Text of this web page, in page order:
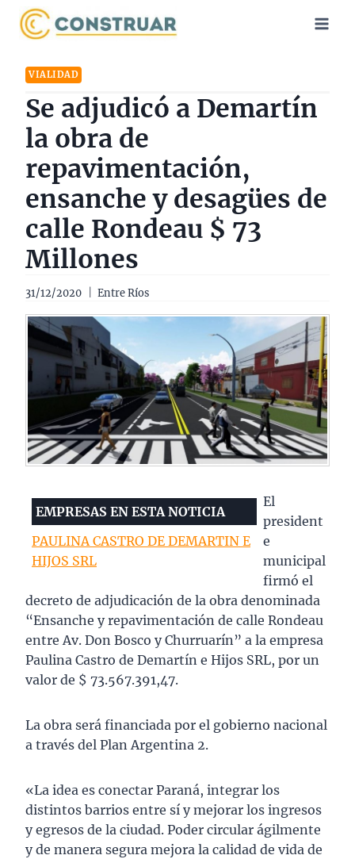
Saltar
VIALIDAD
Se adjudicó a Demartín
la obra de
repavimentación,
ensanche y desagües de
calle Rondeau $ 73
Millones
31/12/2020 Entre Ríos
EMPRESAS EN ESTA NOTICIA
PAULINA CASTRO DE DEMARTIN E
HIJOS SRL
El
president
e
municipal
firmó el
decreto de adjudicación de la obra denominada
“Ensanche y repavimentación de calle Rondeau
entre Av. Don Bosco y Churruarín” a la empresa
Paulina Castro de Demartín e Hijos SRL, por un
valor de $ 73.567.391,47.
La obra será financiada por el gobierno nacional
a través del Plan Argentina 2.
«La idea es conectar Paraná, integrar los
distintos barrios entre sí y mejorar los ingresos
y egresos de la ciudad. Poder circular ágilmente
y de manera segura mejora la calidad de vida de